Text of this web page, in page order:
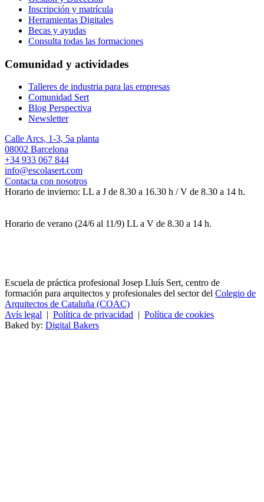
Inscripción y matrícula
Herramientas Digitales
Becas y ayudas
Consulta todas las formaciones
Comunidad y actividades
Talleres de industria para las empresas
Comunidad Sert
Blog Perspectiva
Newsletter
Calle Arcs, 1-3, 5a planta
08002 Barcelona
+34 933 067 844
info@escolasert.com
Contacta con nosotros
Horario de invierno: LL a J de 8.30 a 16.30 h / V de 8.30 a 14 h.
Horario de verano (24/6 al 11/9) LL a V de 8.30 a 14 h.
Escuela de práctica profesional Josep Lluís Sert, centro de
formación para arquitectos y profesionales del sector del Colegio de
Arquitectos de Cataluña (COAC)
Avís legal | Política de privacidad | Política de cookies
Baked by: Digital Bakers